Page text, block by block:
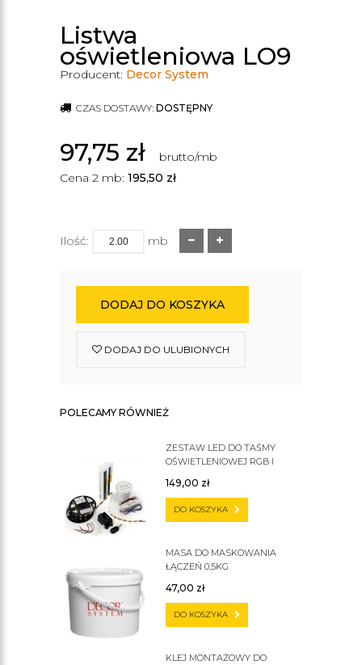
Listwa
oświetleniowa LO9
Producent: Decor System
CZAS DOSTAWY: DOSTĘPNY
97,75 zł
brutto/mb
Cena 2 mb: 195,50 zł
Ilość: mb
DODAJ DO KOSZYKA
DODAJ DO ULUBIONYCH
POLECAMY RÓWNIEŻ
ZESTAW LED DO TAŚMY
OŚWIETLENIOWEJ RGB I
149,00 zł
DO KOSZYKA
MASA DO MASKOWANIA
ŁĄCZEŃ 0,5KG
47,00 zł
DO KOSZYKA
KLEJ MONTAŻOWY DO